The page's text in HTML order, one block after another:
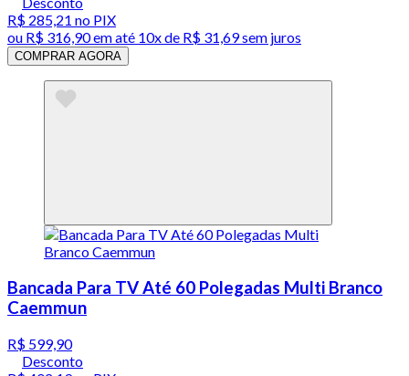
R$ 285,21 no PIX
ou R$ 316,90em até 10x de R$ 31,69 sem juros
COMPRAR AGORA
Bancada Para TV Até 60 Polegadas Multi Branco
Caemmun
R$ 599,90
Desconto